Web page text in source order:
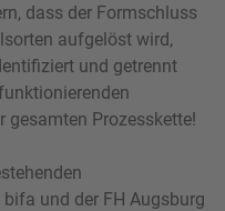
dass der Formschluss
aufgelöst wird,
und getrennt
gesamten Prozesskette!
und der FH Augsburg